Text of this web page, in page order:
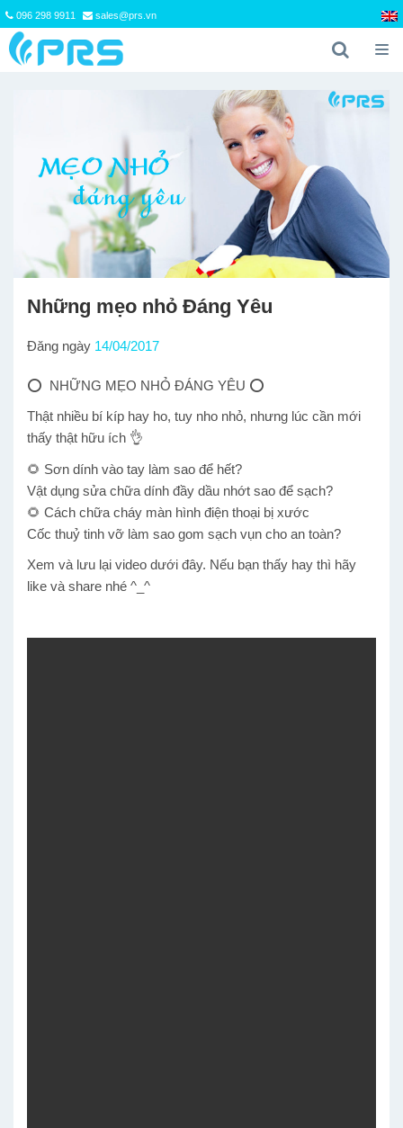
096 298 9911 sales@prs.vn
Những mẹo nhỏ Đáng Yêu
Đăng ngày 14/04/2017
⭕ NHỮNG MẸO NHỎ ĐÁNG YÊU ⭕
Thật nhiều bí kíp hay ho, tuy nho nhỏ, nhưng lúc cần mới
thấy thật hữu ích 👌
🌻 Sơn dính vào tay làm sao để hết?
Vật dụng sửa chữa dính đầy dầu nhớt sao để sạch?
🌻 Cách chữa cháy màn hình điện thoại bị xước
Cốc thuỷ tinh vỡ làm sao gom sạch vụn cho an toàn?
Xem và lưu lại video dưới đây. Nếu bạn thấy hay thì hãy
like và share nhé ^_^